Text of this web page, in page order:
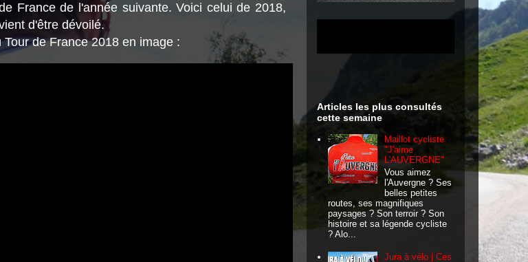
France de l'année suivante. Voici celui de 2018,
d'être dévoilé.
de France 2018 en image :
Articles les plus consultés
cette semaine
Maillot cycliste
"J'aime
L'AUVERGNE"
Vous aimez
l'Auvergne ? Ses
belles petites
routes, ses magnifiques
paysages ? Son terroir ? Son
histoire et sa légende cycliste
? Alo...
Jura à vélo | Ces